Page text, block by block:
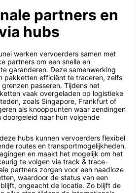
partners en
hubs
werken vervoerders samen met
partners om een snelle en
garanderen. Deze samenwerking
pakketten efficiënt te traceren, zelfs
passeren. Tijdens het
vaak overgeladen op logistieke
zoals Singapore, Frankfurt of
als knooppunten waar zendingen
naar hun volgende
hubs kunnen vervoerders flexibel
routes en transportmogelijkheden.
en maakt het mogelijk om het
te volgen via track & trace-
partners zorgen voor een naadloze
waardoor de status van een
ongeacht de locatie. Zo blijft de